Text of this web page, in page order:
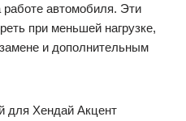
работе автомобиля. Эти
при меньшей нагрузке,
и дополнительным
для Хендай Акцент